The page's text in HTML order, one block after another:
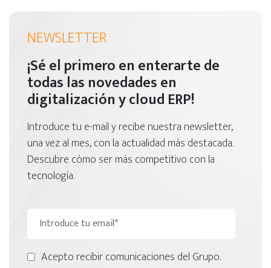
NEWSLETTER
¡Sé el primero en enterarte de
todas las novedades en
digitalización y cloud ERP!
Introduce tu e-mail y recibe nuestra newsletter,
una vez al mes, con la actualidad más destacada.
Descubre cómo ser más competitivo con la
tecnología.
Acepto recibir comunicaciones del Grupo.